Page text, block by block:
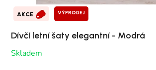
AKCE VÝPRODEJ
Dívčí letní šaty elegantní - Modrá
Skladem